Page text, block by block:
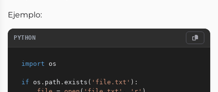
Ejemplo:
PYTHON
import os
if os . path . exists ( 'file.txt' ) :